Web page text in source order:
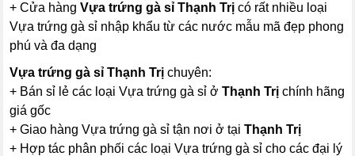
+ Cửa hàngVựa trứng gà sỉ Thạnh Trị có rất nhiều loại
Vựa trứng gà sỉ nhập khẩu từ các nước mẫu mã đẹp phong
phú và đa dạng
Vựa trứng gà sỉ Thạnh Trịchuyên:
+ Bán sỉ lẻ các loại Vựa trứng gà sỉ ởThạnh Trị chính hãng
giá gốc
+ Giao hàng Vựa trứng gà sỉ tận nơi ở tạiThạnh Trị
+ Hợp tác phân phối các loại Vựa trứng gà sỉ cho các đại lý